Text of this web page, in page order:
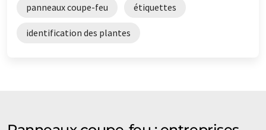
panneaux coupe-feu étiquettes
identification des plantes